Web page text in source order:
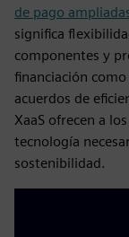
de pago
significa
componentes y
financiación como
acuerdos de
XaaS ofrecen a
tecnología
sostenibilidad.